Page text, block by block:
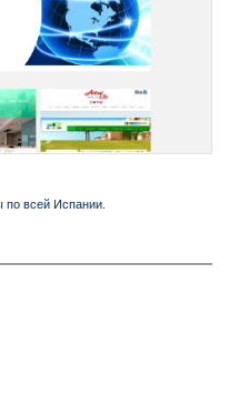
по всей Испании.